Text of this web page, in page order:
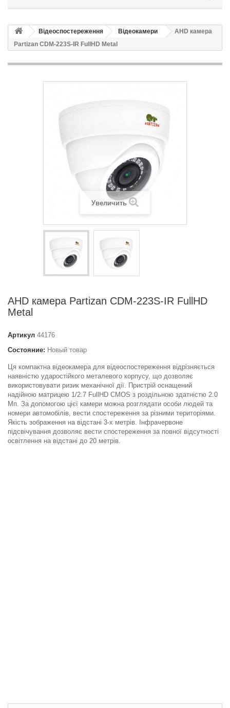
Відеоспостереження Відеокамери
AHD камера
Partizan CDM-223S-IR FullHD Metal
Увеличить
AHD камера Partizan CDM-223S-IR FullHD
Metal
Артикул 44176
Состояние: Новый товар
Ця компактна відеокамера для відеоспостереження відрізняється
наявністю ударостійкого металевого корпусу, що дозволяє
використовувати ризик механічної дії. Пристрій оснащений
надійною матрицею 1/2.7 FullHD CMOS з роздільною здатністю 2.0
Мп. За допомогою цієї камери можна розглядати особи людей та
номери автомобілів, вести спостереження за різними територіями.
Якість зображення на відстані 3-х метрів. Інфрачервоне
підсвічування дозволяє вести спостереження за повної відсутності
освітлення на відстані до 20 метрів.